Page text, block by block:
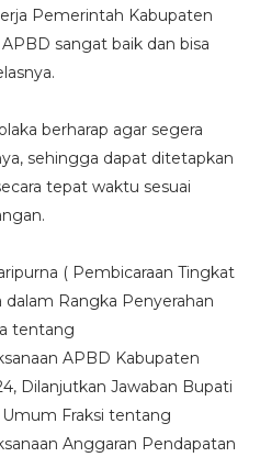
Pemerintah Kabupaten
sangat baik dan bisa
berharap agar segera
sehingga dapat ditetapkan
tepat waktu sesuai
( Pembicaraan Tingkat
Rangka Penyerahan
tentang
APBD Kabupaten
Dilanjutkan Jawaban Bupati
Fraksi tentang
Anggaran Pendapatan